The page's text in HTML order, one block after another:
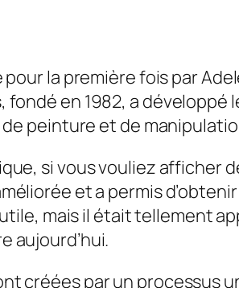
pour la première fois par
fondé en 1982, a
peinture et de
si vous vouliez
et a permis
mais il était tellement
aujourd’hui.
créées par un processus